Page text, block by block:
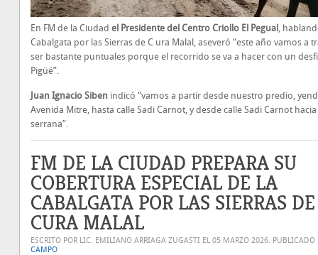
En FM de la Ciudad el Presidente del Centro Criollo El Pegual ,
Cabalgata por las Sierras de C ura Malal, aseveró “este año vamos a
ser bastante puntuales porque el recorrido se va a hacer con un
Pigüé”.
Juan Ignacio Siben indicó “vamos a partir desde nuestro predio,
Avenida Mitre, hasta calle Sadi Carnot, y desde calle Sadi Carnot
serrana”.
FM DE LA CIUDAD PREPARA SU
COBERTURA ESPECIAL DE LA
CABALGATA POR LAS SIERRAS DE
CURA MALAL
ESCRITO POR LIC. EMILIANO ARRIAGA ZUGASTI EL 05 MARZO 2026. PUBLICADO
CAMPO